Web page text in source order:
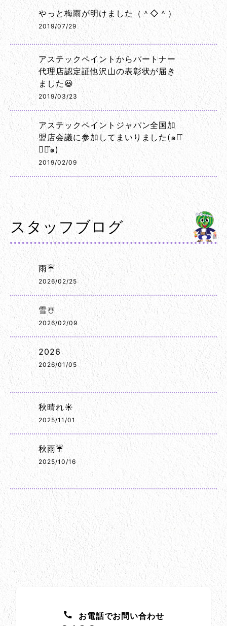
やっと梅雨が明けました（＾◇＾）
2019/07/29
アステックペイントからパートナー
代理店認定証他沢山の表彰状が届き
ました😃
2019/03/23
アステックペイントジャパン全国加
盟店会議に参加してまいりました(๑･̑
◡･̑๑)
2019/02/09
スタッフブログ
雨☔
2026/02/25
雪☃️
2026/02/09
2026
2026/01/05
秋晴れ☀️
2025/11/01
秋雨☔
2025/10/16
お電話でお問い合わせ